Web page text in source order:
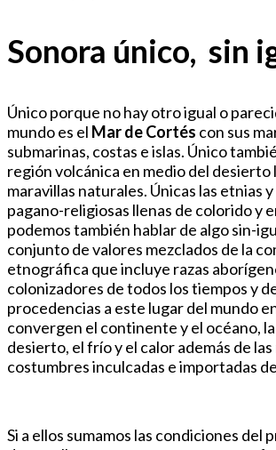
Sonora único, sin
Único porque no hay otro igual o
mundo es el Mar de Cortés con sus
submarinas, costas e islas. Único
región volcánica en medio del desierto
maravillas naturales. Únicas las etnias
pagano-religiosas llenas de colorido y
podemos también hablar de algo sin-
conjunto de valores mezclados de la
etnográfica que incluye razas
colonizadores de todos los tiempos y
procedencias a este lugar del mundo
convergen el continente y el océano,
desierto, el frío y el calor además de
costumbres inculcadas e importadas
Si a ellos sumamos las condiciones del